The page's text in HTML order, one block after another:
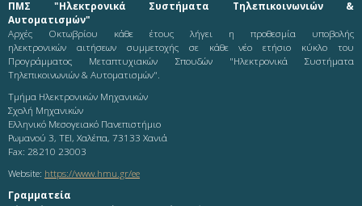
ΠΜΣ "Ηλεκτρονικά Συστήματα Τηλεπικοινωνιών &
Αυτοματισμών"
Αρχές Οκτωβρίου κάθε έτους λήγει η προθεσμία υποβολής
ηλεκτρονικών αιτήσεων συμμετοχής σε κάθε νέο ετήσιο κύκλο του
Προγράμματος Μεταπτυχιακών Σπουδών "Ηλεκτρονικά Συστήματα
Τηλεπικοινωνιών & Αυτοματισμών".
Τμήμα Ηλεκτρονικών Μηχανικών
Σχολή Μηχανικών
Ελληνικό Μεσογειακό Πανεπιστήμιο
Ρωμανού 3, ΤΕΙ, Χαλέπα, 73133 Χανιά
Fax: 28210 23003
Website: https://www.hmu.gr/ee
Γραμματεία